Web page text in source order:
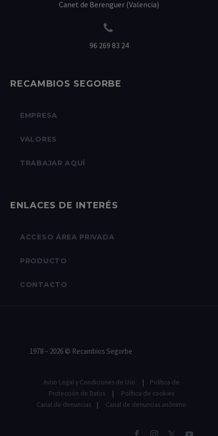
Canet de Berenguer (Valencia)


96 269 83 24
RECAMBIOS SEGORBE
EMPRESA
VALORES
TRABAJAR AQUÍ
ENLACES DE INTERÉS
ACCESO ÁREA PRIVADA
PRODUCTO
CONTACTO
1978 – 2026 © Recambios Segorbe
Aviso Legal y Condiciones de Uso | Política de
Protección de Datos | Política de cookies
Canal de denuncias | Canal de denuncias anónimo